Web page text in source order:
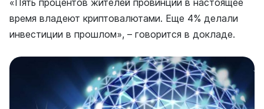
«Пять процентов жителей провинции в настоящее
время владеют криптовалютами. Еще 4% делали
инвестиции в прошлом», – говорится в докладе.